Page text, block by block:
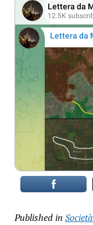
Published in Società